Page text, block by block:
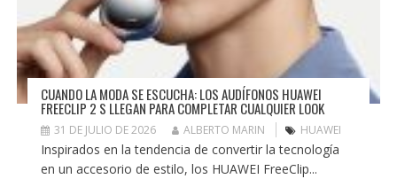
CUANDO LA MODA SE ESCUCHA: LOS AUDÍFONOS HUAWEI
FREECLIP 2 S LLEGAN PARA COMPLETAR CUALQUIER LOOK
31 DE JULIO DE 2026 ALBERTO MARIN HUAWEI
Inspirados en la tendencia de convertir la tecnología
en un accesorio de estilo, los HUAWEI FreeClip...